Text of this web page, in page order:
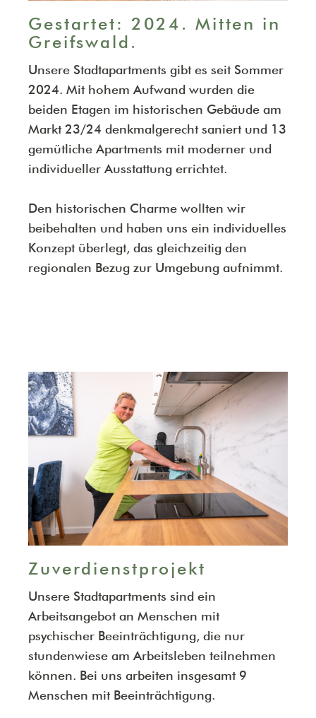
Gestartet: 2024. Mitten in
Greifswald.
Unsere Stadtapartments gibt es seit Sommer
2024. Mit hohem Aufwand wurden die
beiden Etagen im historischen Gebäude am
Markt 23/24 denkmalgerecht saniert und 13
gemütliche Apartments mit moderner und
individueller Ausstattung errichtet.
Den historischen Charme wollten wir
beibehalten und haben uns ein individuelles
Konzept überlegt, das gleichzeitig den
regionalen Bezug zur Umgebung aufnimmt.
Zuverdienstprojekt
Unsere Stadtapartments sind ein
Arbeitsangebot an Menschen mit
psychischer Beeinträchtigung, die nur
stundenwiese am Arbeitsleben teilnehmen
können. Bei uns arbeiten insgesamt 9
Menschen mit Beeinträchtigung.